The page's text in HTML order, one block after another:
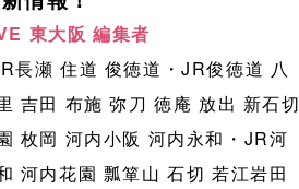
東大阪 編集者
長瀬 住道 俊徳道・JR俊徳道 八
吉田 布施 弥刀 徳庵 放出 新石切
枚岡 河内小阪 河内永和・JR河
河内花園 瓢箪山 石切 若江岩田